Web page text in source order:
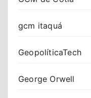
gcm itaquá
GeopolíticaTech
George Orwell